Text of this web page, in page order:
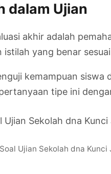
dalam Ujian
akhir adalah
yang benar
kemampuan
tipe ini
Soal Ujian Sekolah dna Kunci